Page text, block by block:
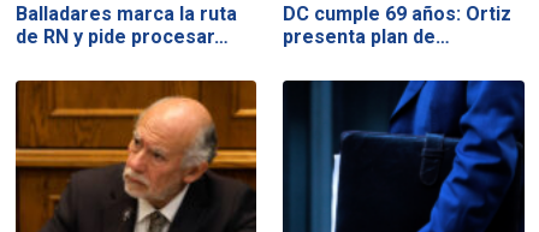
Balladares marca la ruta
de RN y pide procesar…
DC cumple 69 años: Ortiz
presenta plan de…